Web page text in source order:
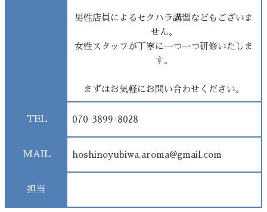
男性店員によるセクハラ講習などもございま
せん。
女性スタッフが丁寧に一つ一つ研修いたしま
す。
まずはお気軽にお問い合わせください。
TEL 070-3899-8028
MAIL hoshinoyubiwa.aroma@gmail.com
担当